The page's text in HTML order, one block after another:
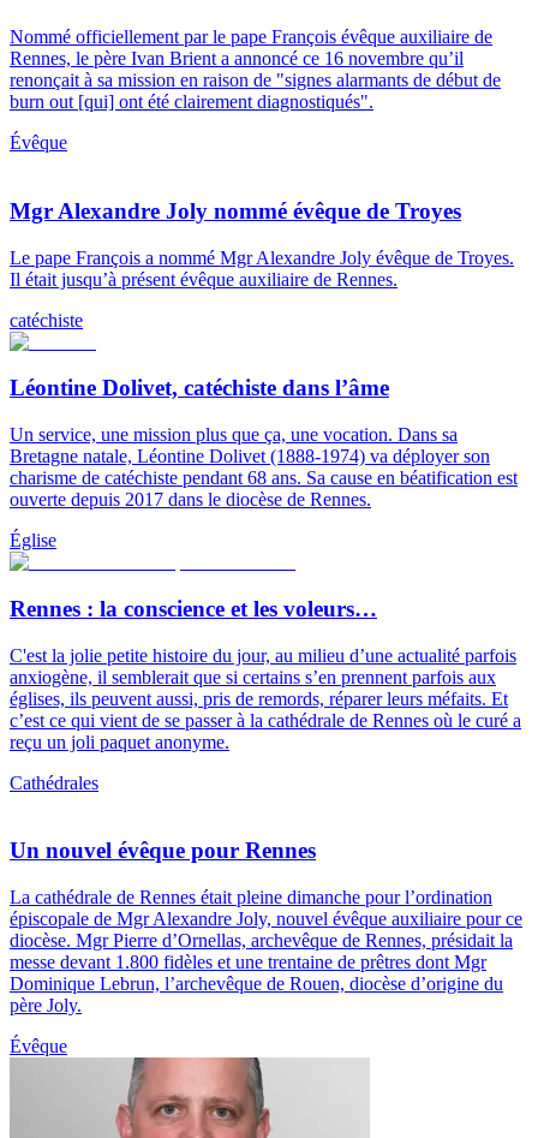
Nommé officiellement par le pape François évêque auxiliaire de
Rennes, le père Ivan Brient a annoncé ce 16 novembre qu’il
renonçait à sa mission en raison de "signes alarmants de début de
burn out [qui] ont été clairement diagnostiqués".
Évêque
Mgr Alexandre Joly nommé évêque de Troyes
Le pape François a nommé Mgr Alexandre Joly évêque de Troyes.
Il était jusqu’à présent évêque auxiliaire de Rennes.
catéchiste
Léontine Dolivet, catéchiste dans l’âme
Un service, une mission plus que ça, une vocation. Dans sa
Bretagne natale, Léontine Dolivet (1888-1974) va déployer son
charisme de catéchiste pendant 68 ans. Sa cause en béatification est
ouverte depuis 2017 dans le diocèse de Rennes.
Église
Rennes : la conscience et les voleurs…
C'est la jolie petite histoire du jour, au milieu d’une actualité parfois
anxiogène, il semblerait que si certains s’en prennent parfois aux
églises, ils peuvent aussi, pris de remords, réparer leurs méfaits. Et
c’est ce qui vient de se passer à la cathédrale de Rennes où le curé a
reçu un joli paquet anonyme.
Cathédrales
Un nouvel évêque pour Rennes
La cathédrale de Rennes était pleine dimanche pour l’ordination
épiscopale de Mgr Alexandre Joly, nouvel évêque auxiliaire pour ce
diocèse. Mgr Pierre d’Ornellas, archevêque de Rennes, présidait la
messe devant 1.800 fidèles et une trentaine de prêtres dont Mgr
Dominique Lebrun, l’archevêque de Rouen, diocèse d’origine du
père Joly.
Évêque